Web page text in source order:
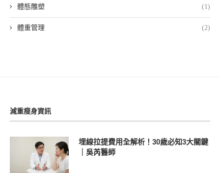
體態雕塑 (1)
體重管理 (2)
減重瘦身資訊
埋線拉提費用全解析！30歲必知3大關鍵
｜吳芮醫師